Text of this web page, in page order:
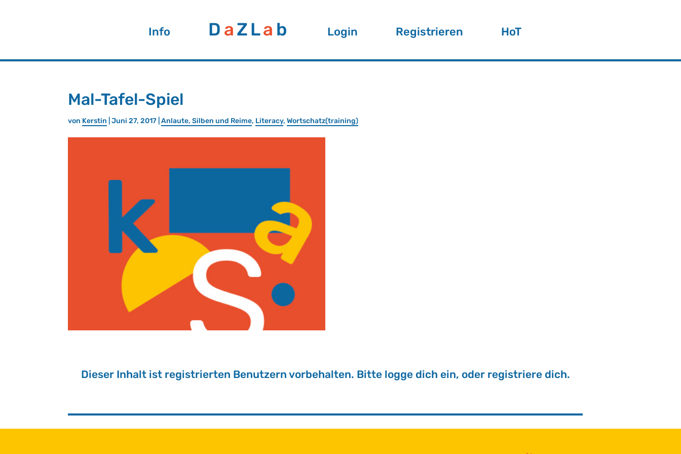
Info D aZLa b Login Registrieren HoT
Mal-Ta­fel-Spiel
von Kers­tin | Juni 27, 2017 |An­lau­te, Sil­ben und Reime, Li­ter­a­cy,Wort­schatz(trai­ning)
Die­ser In­halt ist re­gis­trier­ten Be­nut­zern vor­be­hal­ten. Bitte logge dich ein, oder re­gis­trie­re dich.